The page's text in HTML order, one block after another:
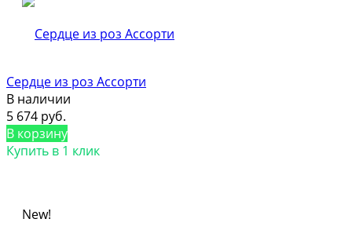
Сердце из роз Ассорти
В наличии
5 674 руб.
В корзину
Купить в 1 клик
New!